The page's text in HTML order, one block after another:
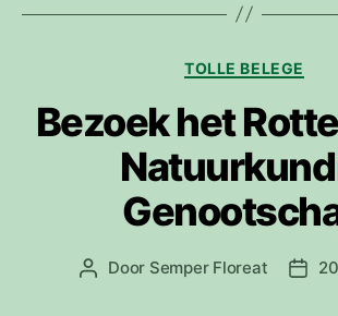
TOLLE BELEGE
Bezoek het
Berichtauteur
Door Semper Floreat